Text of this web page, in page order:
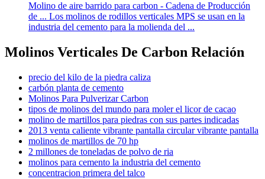
Molino de aire barrido para carbon - Cadena de Producción
de ... Los molinos de rodillos verticales MPS se usan en la
industria del cemento para la molienda del ...
Molinos Verticales De Carbon Relación
precio del kilo de la piedra caliza
carbón planta de cemento
Molinos Para Pulverizar Carbon
tipos de molinos del mundo para moler el licor de cacao
molino de martillos para piedras con sus partes indicadas
2013 venta caliente vibrante pantalla circular vibrante pantalla
molinos de martillos de 70 hp
2 millones de toneladas de polvo de ria
molinos para cemento la industria del cemento
concentracion primera del talco